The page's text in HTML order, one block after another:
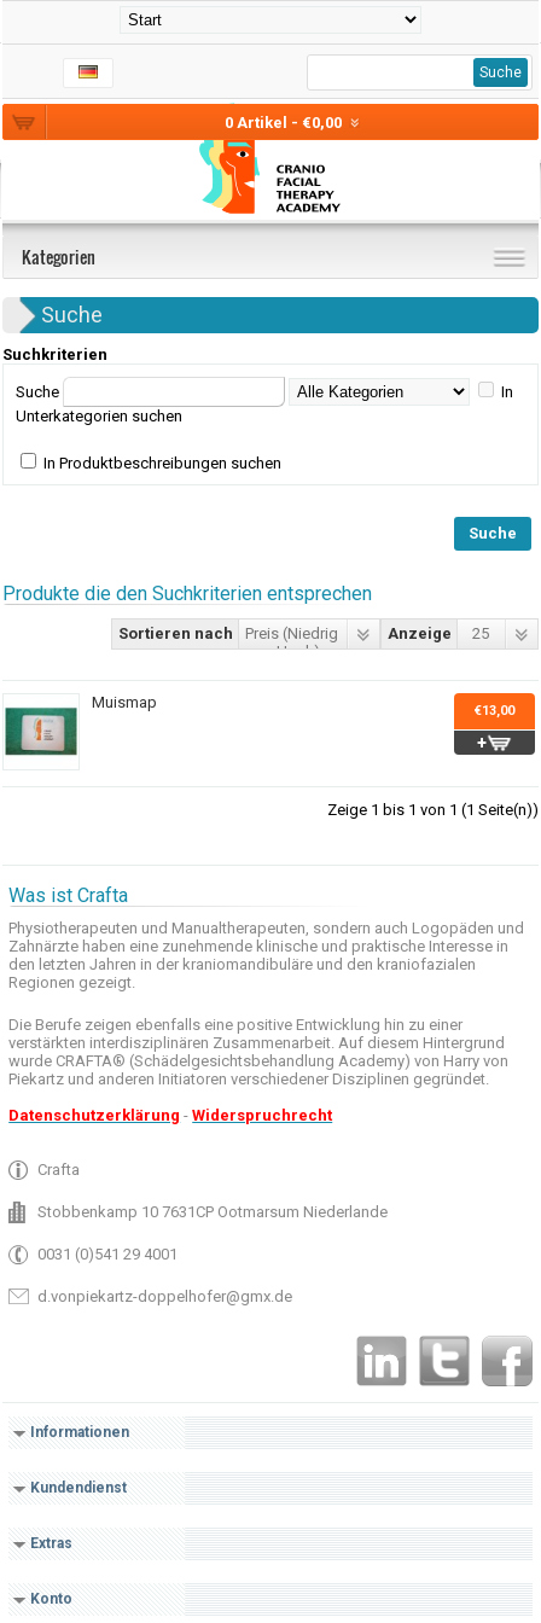
0 Artikel - €0,00
Suche
Kategorien
Suche
Suchkriterien
Suche
In
Unterkategorien suchen
In Produktbeschreibungen suchen
Produkte die den Suchkriterien entsprechen
Anzeige 25
Sortieren nach
Preis (Niedrig
> Hoch)
Muismap €13,00
Zeige 1 bis 1 von 1 (1 Seite(n))
Was ist Crafta
Physiotherapeuten und Manualtherapeuten, sondern auch Logopäden und
Zahnärzte haben eine zunehmende klinische und praktische Interesse in
den letzten Jahren in der kraniomandibuläre und den kraniofazialen
Regionen gezeigt.
Die Berufe zeigen ebenfalls eine positive Entwicklung hin zu einer
verstärkten interdisziplinären Zusammenarbeit. Auf diesem Hintergrund
wurde CRAFTA® (Schädelgesichtsbehandlung Academy) von Harry von
Piekartz und anderen Initiatoren verschiedener Disziplinen gegründet.
Datenschutzerklärung -Widerspruchrecht
Crafta
Stobbenkamp 10 7631CP Ootmarsum Niederlande
0031 (0)541 29 4001
d.vonpiekartz-doppelhofer@gmx.de
Informationen
Kundendienst
Extras
Konto